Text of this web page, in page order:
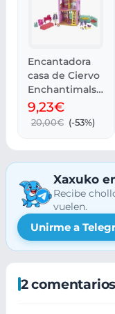
Encantadora
casa de Ciervo
Enchantimals
con muñeca y
mascota
9,23€
20,00€ (-53%)
Xaxuko
Recibe
vuelen.
Unirme a
2 comentarios